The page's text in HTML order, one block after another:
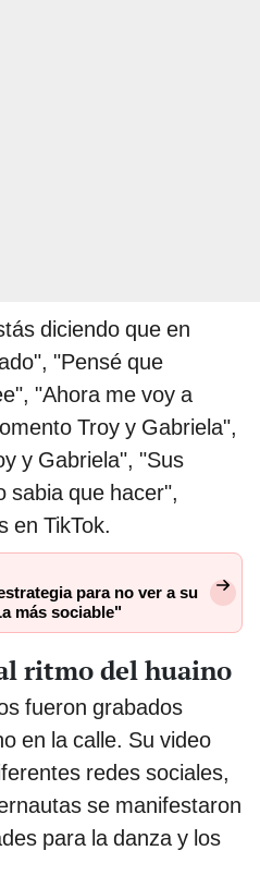
diciendo que en
"Pensé que
"Ahora me voy a
Troy y Gabriela",
y Gabriela", "Sus
sabia que hacer",
en TikTok.
para no ver a su
más sociable"
ritmo del huaino
fueron grabados
en la calle. Su video
redes sociales,
se manifestaron
para la danza y los